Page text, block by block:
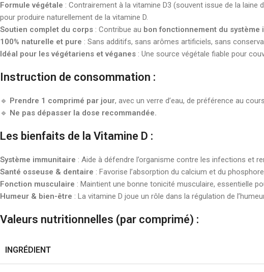
Formule végétale : Contrairement à la vitamine D3 (souvent issue de la
pour produire naturellement de la vitamine D.
Soutien complet du corps : Contribue au bon fonctionnement du système
100% naturelle et pure : Sans additifs, sans arômes artificiels, sans
Idéal pour les végétariens et véganes : Une source végétale fiable pour
Instruction de consommation :
🔹 Prendre 1 comprimé par jour, avec un verre d’eau, de préférence au
🔹 Ne pas dépasser la dose recommandée.
Les bienfaits de la Vitamine D :
Système immunitaire : Aide à défendre l’organisme contre les infections et
Santé osseuse & dentaire : Favorise l’absorption du calcium et du
Fonction musculaire : Maintient une bonne tonicité musculaire, essentielle
Humeur & bien-être : La vitamine D joue un rôle dans la régulation de
Valeurs nutritionnelles (par comprimé) :
INGRÉDIENT